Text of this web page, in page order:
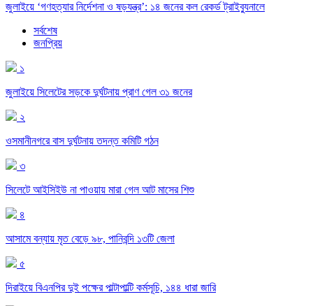
জুলাইয়ে ‘গণহত্যার নির্দেশনা ও ষড়যন্ত্র’: ১৪ জনের কল রেকর্ড ট্রাইব্যুনালে
সর্বশেষ
জনপ্রিয়
১
জুলাইয়ে সিলেটের সড়কে দুর্ঘটনায় প্রাণ গেল ৩১ জনের
২
ওসমানীনগরে বাস দুর্ঘটনায় তদন্ত কমিটি গঠন
৩
সিলেটে আইসিইউ না পাওয়ায় মারা গেল আট মাসের শিশু
৪
আসামে বন্যায় মৃত বেড়ে ৯৮, পানিবন্দি ১৩টি জেলা
৫
দিরাইয়ে বিএনপির দুই পক্ষের পাল্টাপাল্টি কর্মসূচি, ১৪৪ ধারা জারি